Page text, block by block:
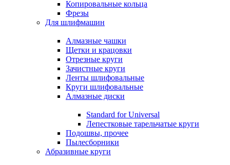
Копировальные кольца
Фрезы
Для шлифмашин
Алмазные чашки
Щетки и крацовки
Отрезные круги
Зачистные круги
Ленты шлифовальные
Круги шлифовальные
Алмазные диски
Standard for Universal
Лепестковые тарельчатые круги
Подошвы, прочее
Пылесборники
Абразивные круги